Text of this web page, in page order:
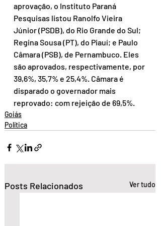
aprovação, o Instituto Paraná
Pesquisas listou Ranolfo Vieira
Júnior (PSDB), do Rio Grande do Sul;
Regina Sousa (PT), do Piauí; e Paulo
Câmara (PSB), de Pernambuco. Eles
são aprovados, respectivamente, por
39,6%, 35,7% e 25,4%. Câmara é
disparado o governador mais
reprovado: com rejeição de 69,5%.
Goiás
Política
Posts Relacionados Ver tudo